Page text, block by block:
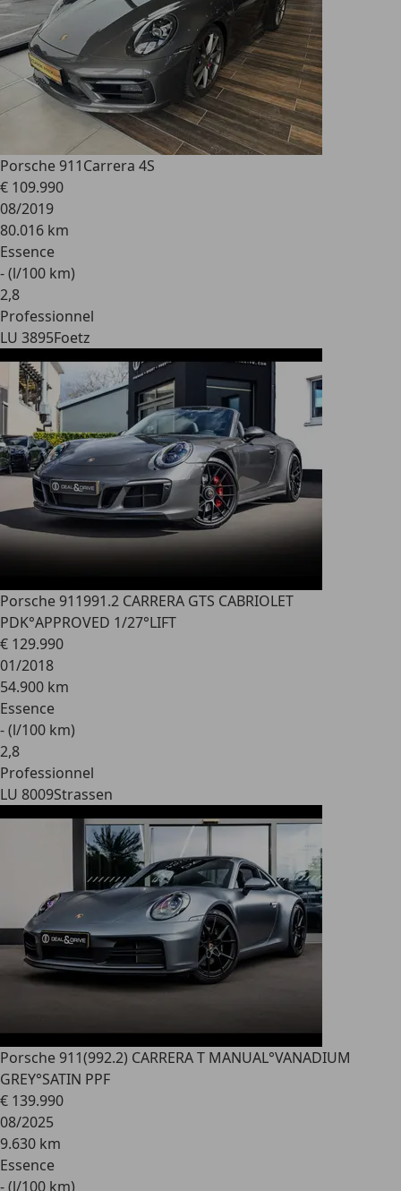
Porsche 911Carrera 4S
€ 109.990
08/2019
80.016 km
Essence
- (l/100 km)
2,8
Professionnel
LU 3895Foetz
Porsche 911991.2 CARRERA GTS CABRIOLET
PDK°APPROVED 1/27°LIFT
€ 129.990
01/2018
54.900 km
Essence
- (l/100 km)
2,8
Professionnel
LU 8009Strassen
Porsche 911(992.2) CARRERA T MANUAL°VANADIUM
GREY°SATIN PPF
€ 139.990
08/2025
9.630 km
Essence
- (l/100 km)